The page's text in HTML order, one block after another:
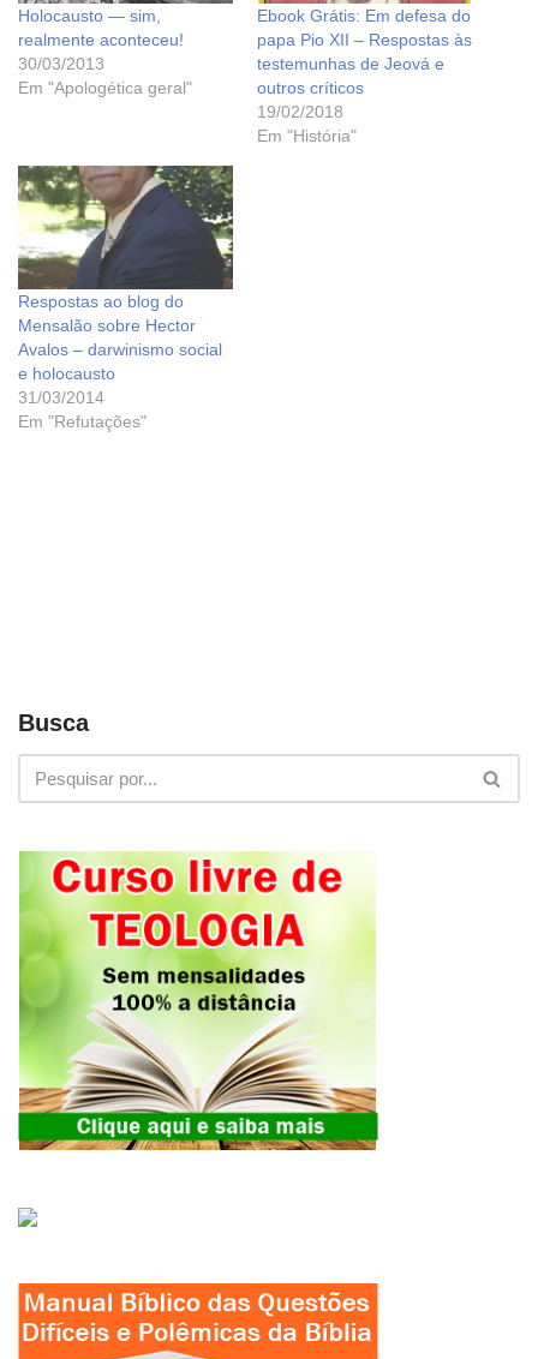
Holocausto — sim,
realmente aconteceu!
30/03/2013
Em "Apologética geral"
Ebook Grátis: Em defesa do
papa Pio XII – Respostas às
testemunhas de Jeová e
outros críticos
19/02/2018
Em "História"
Respostas ao blog do
Mensalão sobre Hector
Avalos – darwinismo social
e holocausto
31/03/2014
Em "Refutações"
Busca